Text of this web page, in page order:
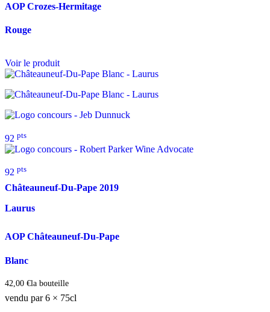
AOP Crozes-Hermitage
Rouge
Voir le produit
92 pts
92 pts
Châteauneuf-Du-Pape 2019
Laurus
AOP Châteauneuf-Du-Pape
Blanc
42,00 €la bouteille
vendu par 6 × 75cl